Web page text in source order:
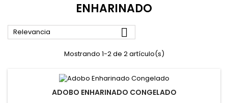
ENHARINADO
Relevancia 
Mostrando 1-2 de 2 artículo(s)
ADOBO ENHARINADO CONGELADO